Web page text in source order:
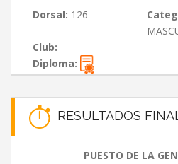
Dorsal: 126
Club:
Diploma:
RESULTADOS
PUESTO DE LA